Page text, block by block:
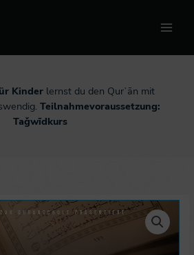
Kinderlernst du den Qurʼān mit
Teilnahmevoraussetzung:
Taǧwīdkurs